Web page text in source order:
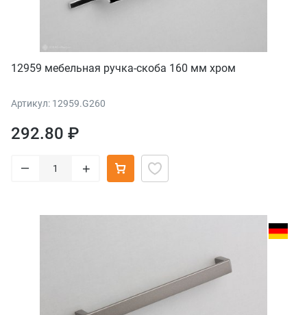
12959 мебельная ручка-скоба 160 мм хром
Артикул: 12959.G260
292.80 ₽
– +